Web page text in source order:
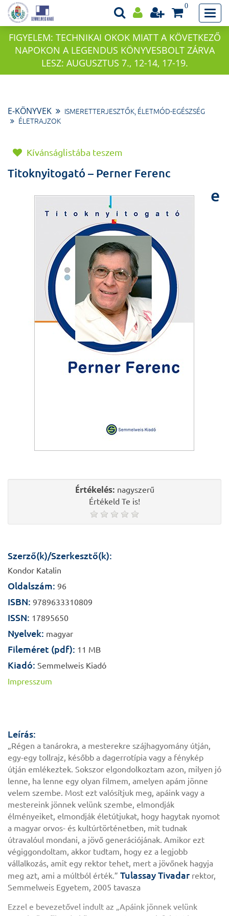
0
FIGYELEM: TECHNIKAI OKOK MIATT A KÖVETKEZŐ
NAPOKON A LEGENDUS KÖNYVESBOLT ZÁRVA
LESZ: AUGUSZTUS 7., 12-14, 17-19.
E-KÖNYVEK
ISMERETTERJESZTŐK, ÉLETMÓD-EGÉSZSÉG
ÉLETRAJZOK
Kívánságlistába teszem
Titoknyitogató – Perner Ferenc
e
Értékelés: nagyszerű
Értékeld Te is!
Szerző(k)/Szerkesztő(k):
Kondor Katalin
Oldalszám: 96
ISBN: 9789633310809
ISSN: 17895650
Nyelvek: magyar
Fileméret (pdf): 11 MB
Kiadó: Semmelweis Kiadó
Impresszum
Leírás:
„Régen a tanárokra, a mesterekre szájhagyomány útján,
egy-egy tollrajz, később a dagerrotípia vagy a fénykép
útján emlékeztek. Sokszor elgondolkoztam azon, milyen jó
lenne, ha lenne egy olyan filmem, amelyen apám jönne
velem szembe. Most ezt valósítjuk meg, apáink vagy a
mestereink jönnek velünk szembe, elmondják
élményeiket, elmondják életútjukat, hogy hagytak nyomot
a magyar orvos- és kultúrtörténetben, mit tudnak
útravalóul mondani, a jövő generációjának. Amikor ezt
végiggondoltam, akkor tudtam, hogy ez a legjobb
vállalkozás, amit egy rektor tehet, mert a jövőnek hagyja
meg azt, ami a múltból érték.” Tulassay Tivadar rektor,
Semmelweis Egyetem, 2005 tavasza
Ezzel e bevezetővel indult az „Apáink jönnek velünk